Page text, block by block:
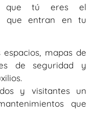
que tú eres el
que entran en tu
mapas de
de seguridad y
y visitantes un
que